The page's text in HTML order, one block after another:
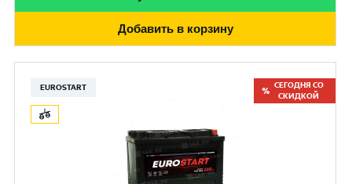
Добавить в корзину
EUROSTART
СЕГОДНЯ СО
СКИДКОЙ